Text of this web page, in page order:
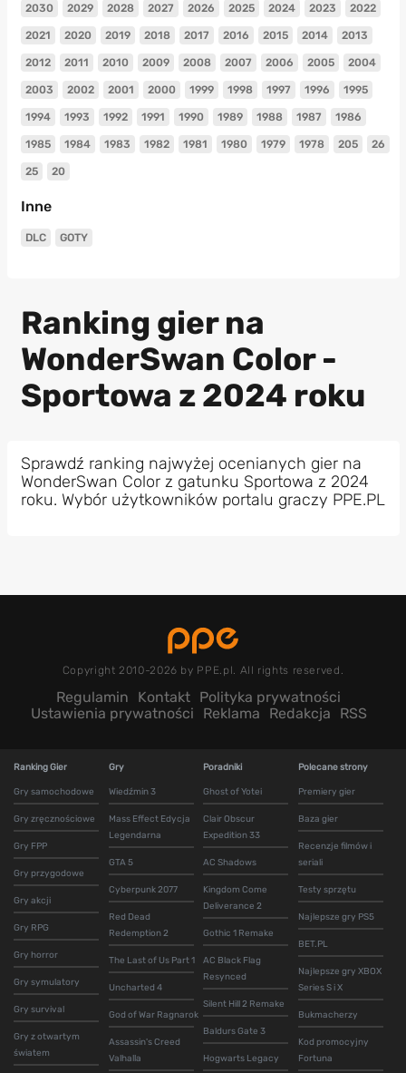
2030 2029 2028 2027 2026 2025 2024 2023 2022
2021 2020 2019 2018 2017 2016 2015 2014 2013
2012 2011 2010 2009 2008 2007 2006 2005 2004
2003 2002 2001 2000 1999 1998 1997 1996 1995
1994 1993 1992 1991 1990 1989 1988 1987 1986
1985 1984 1983 1982 1981 1980 1979 1978 205 26
25 20
Inne
DLC GOTY
Ranking gier na
WonderSwan Color -
Sportowa z 2024 roku
Sprawdź ranking najwyżej ocenianych gier na
WonderSwan Color z gatunku Sportowa z 2024
roku. Wybór użytkowników portalu graczy PPE.PL
Copyright 2010-2026 by PPE.pl. All rights reserved.
Regulamin Kontakt Polityka prywatności
Ustawienia prywatności
Reklama Redakcja RSS
Ranking Gier
Gry samochodowe
Gry zręcznościowe
Gry FPP
Gry przygodowe
Gry akcji
Gry RPG
Gry horror
Gry symulatory
Gry survival
Gry z otwartym
światem
Gry
Wiedźmin 3
Mass Effect Edycja
Legendarna
GTA 5
Cyberpunk 2077
Red Dead
Redemption 2
The Last of Us Part 1
Uncharted 4
God of War Ragnarok
Assassin's Creed
Valhalla
Poradniki
Ghost of Yotei
Clair Obscur
Expedition 33
AC Shadows
Kingdom Come
Deliverance 2
Gothic 1 Remake
AC Black Flag
Resynced
Silent Hill 2 Remake
Baldurs Gate 3
Hogwarts Legacy
Polecane strony
Premiery gier
Baza gier
Recenzje filmów i
seriali
Testy sprzętu
Najlepsze gry PS5
BET.PL
Najlepsze gry XBOX
Series S i X
Bukmacherzy
Kod promocyjny
Fortuna